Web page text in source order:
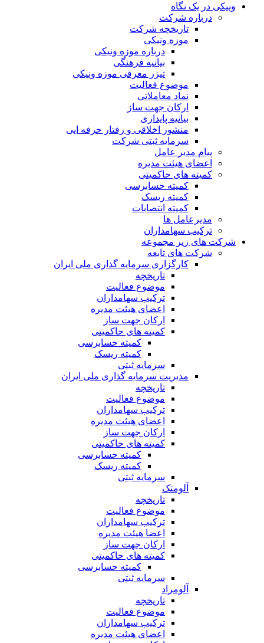
ونیکی در یک نگاه
درباره شرکت
تاریخچه شرکت
موزه ونیکی
درباره موزه ونیکی
بیانیه فرهنگی
تیزر معرفی موزه ونیکی
موضوع فعالیت
نماد معاملاتی
ارکان جهت ساز
بیانیه پایداری
منشور اخلاقی و رفتار حرفه ایی
سرمایه ثبتی شرکت
پیام مدیر عامل
اعضای هیئت مدیره
کمیته های حاکمیتی
کمیته حسابرسی
کمیته ریسک
کمیته انتصابات
مدیرعامل ها
ترکیب سهامداران
شرکت های زیر مجموعه
شرکت های تابعه
کارگزاری سرمایه گذاری ملی ایران
تاریخچه
موضوع فعالیت
ترکیب سهامداران
اعضای هیئت مدیره
ارکان جهت ساز
کمیته های حاکمیتی
کمیته حسابرسی
کمیته ریسک
سرمایه ثبتی
مدیریت سرمایه گذاری ملی ایران
تاریخچه
موضوع فعالیت
ترکیب سهامداران
اعضای هیئت مدیره
ارکان جهت ساز
کمیته های حاکمیتی
کمیته حسابرسی
کمیته ریسک
سرمایه ثبتی
آلومتک
تاریخچه
موضوع فعالیت
ترکیب سهامداران
اعضا هیئت مدیره
ارکان جهت ساز
کمیته های حاکمیتی
کمیته حسابرسی
سرمایه ثبتی
آلومراد
تاریخچه
موضوع فعالیت
ترکیب سهامداران
اعضای هیئت مدیره